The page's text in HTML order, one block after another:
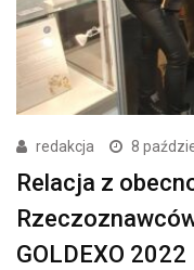
redakcja 8
Relacja z
GOLDEXO 2022